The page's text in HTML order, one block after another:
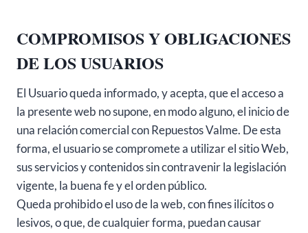
COMPROMISOS Y OBLIGACIONES
DE LOS USUARIOS
El Usuario queda informado, y acepta, que el acceso a
la presente web no supone, en modo alguno, el inicio de
una relación comercial con Repuestos Valme. De esta
forma, el usuario se compromete a utilizar el sitio Web,
sus servicios y contenidos sin contravenir la legislación
vigente, la buena fe y el orden público.
Queda prohibido el uso de la web, con fines ilícitos o
lesivos, o que, de cualquier forma, puedan causar